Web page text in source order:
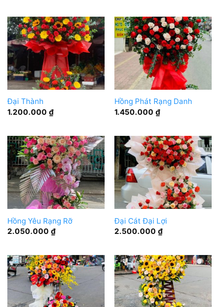
Đại Thành
1.200.000 ₫
Hồng Phát Rạng Danh
1.450.000 ₫
Hồng Yêu Rạng Rỡ
2.050.000 ₫
Đại Cát Đại Lợi
2.500.000 ₫